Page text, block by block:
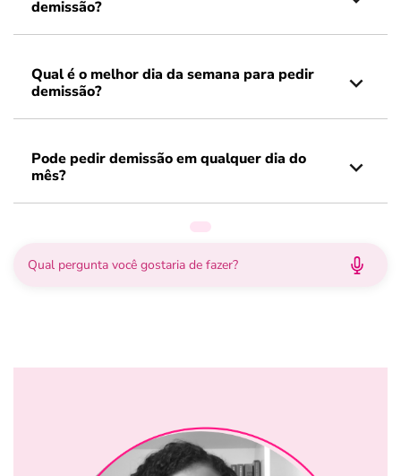
demissão?
Qual é o melhor dia da semana para pedir
demissão?
Pode pedir demissão em qualquer dia do
mês?